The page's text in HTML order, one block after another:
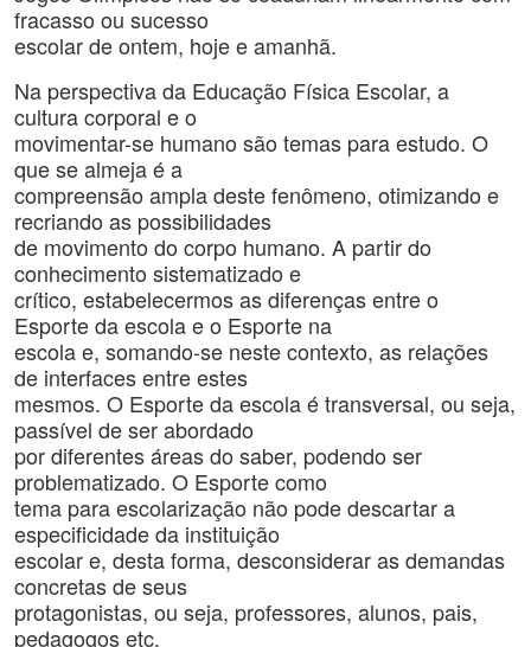
fracasso ou sucesso
escolar de ontem, hoje e amanhã.
Na perspectiva da Educação Física Escolar, a
cultura corporal e o
movimentar-se humano são temas para estudo. O
que se almeja é a
compreensão ampla deste fenômeno, otimizando e
recriando as possibilidades
de movimento do corpo humano. A partir do
conhecimento sistematizado e
crítico, estabelecermos as diferenças entre o
Esporte da escola e o Esporte na
escola e, somando-se neste contexto, as relações
de interfaces entre estes
mesmos. O Esporte da escola é transversal, ou seja,
passível de ser abordado
por diferentes áreas do saber, podendo ser
problematizado. O Esporte como
tema para escolarização não pode descartar a
especificidade da instituição
escolar e, desta forma, desconsiderar as demandas
concretas de seus
protagonistas, ou seja, professores, alunos, pais,
pedagogos etc.